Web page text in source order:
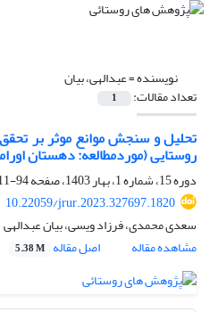
نویسنده =عبدالهی، بیان
تعداد مقالات: 1
تحلیل و سنجش موانع موثر بر
روستایی (مورد‌مطالعه: دهستان
دوره 15، شماره 1، بهار 1403، صفحه
94-111
10.22059/jrur.2023.327697.1820
سعدی محمدی، فرزاد ویسی، بیان عبدالهی
مشاهده مقاله
اصل مقاله 5.38 M